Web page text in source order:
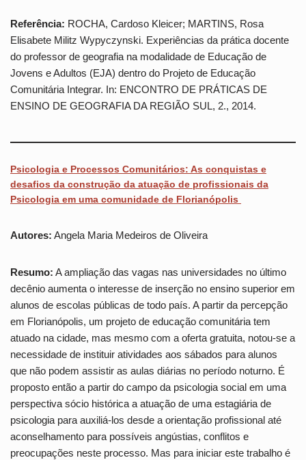
Referência: ROCHA, Cardoso Kleicer; MARTINS, Rosa
Elisabete Militz Wypyczynski. Experiências da prática docente
do professor de geografia na modalidade de Educação de
Jovens e Adultos (EJA) dentro do Projeto de Educação
Comunitária Integrar. In: ENCONTRO DE PRÁTICAS DE
ENSINO DE GEOGRAFIA DA REGIÃO SUL, 2., 2014.
Psicologia e Processos Comunitários: As conquistas e
desafios da construção da atuação de profissionais da
Psicologia em uma comunidade de Florianópolis
Autores: Angela Maria Medeiros de Oliveira
Resumo: A ampliação das vagas nas universidades no último
decênio aumenta o interesse de inserção no ensino superior em
alunos de escolas públicas de todo país. A partir da percepção
em Florianópolis, um projeto de educação comunitária tem
atuado na cidade, mas mesmo com a oferta gratuita, notou-se a
necessidade de instituir atividades aos sábados para alunos
que não podem assistir as aulas diárias no período noturno. É
proposto então a partir do campo da psicologia social em uma
perspectiva sócio histórica a atuação de uma estagiária de
psicologia para auxiliá-los desde a orientação profissional até
aconselhamento para possíveis angústias, conflitos e
preocupações neste processo. Mas para iniciar este trabalho é